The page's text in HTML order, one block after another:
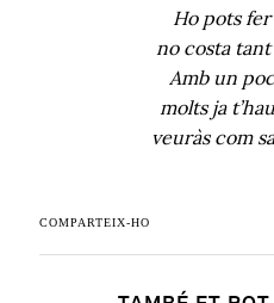
Ho pots
no costa
Amb un
molts ja
veuràs com
COMPARTEIX-HO